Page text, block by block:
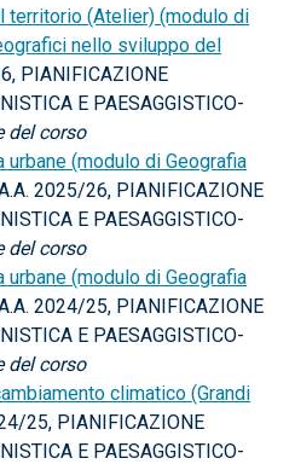
territorio (Atelier) (modulo di
nello sviluppo del
PIANIFICAZIONE
E PAESAGGISTICO-
del corso
(modulo di Geografia
2025/26, PIANIFICAZIONE
E PAESAGGISTICO-
del corso
(modulo di Geografia
2024/25, PIANIFICAZIONE
E PAESAGGISTICO-
del corso
climatico (Grandi
25, PIANIFICAZIONE
E PAESAGGISTICO-